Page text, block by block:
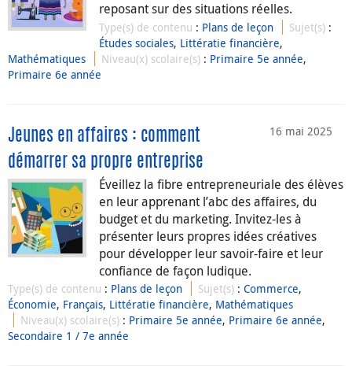
reposant sur des situations réelles.
Type(s) de contenu : Plans de leçon Sujet(s) :
Études sociales, Littératie financière,
Mathématiques
Niveau(x) scolaire(s) : Primaire 5e année,
Primaire 6e année
16 mai 2025
Jeunes en affaires : comment
démarrer sa propre entreprise
Éveillez la fibre entrepreneuriale des élèves
en leur apprenant l’abc des affaires, du
budget et du marketing. Invitez-les à
présenter leurs propres idées créatives
pour développer leur savoir-faire et leur
confiance de façon ludique.
Type(s) de contenu : Plans de leçon Sujet(s) :Commerce,
Économie, Français, Littératie financière, Mathématiques
Niveau(x) scolaire(s) : Primaire 5e année, Primaire 6e année,
Secondaire 1 / 7e année